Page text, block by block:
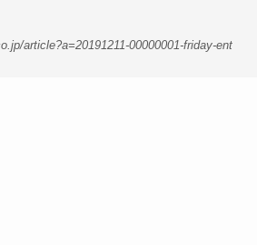
article?a=20191211-00000001-friday-ent